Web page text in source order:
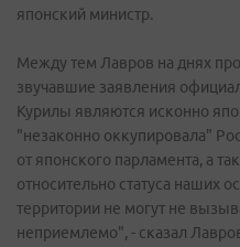
японский министр.
Между тем Лавров на днях
звучавшие заявления
Курилы являются исконно
"незаконно оккупировала"
от японского парламента, а
относительно статуса наших
территории не могут не
неприемлемо", - сказал